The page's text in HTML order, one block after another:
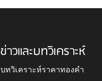
ข่าวและบทวิเคราะห์
บทวิเคราะห์ราคาทองคำ